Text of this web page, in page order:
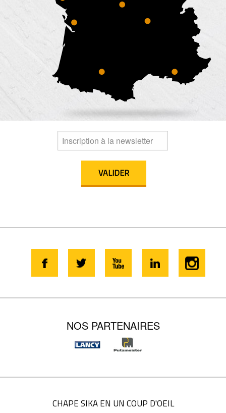
NOS PARTENAIRES
CHAPE SIKA EN UN COUP D'OEIL